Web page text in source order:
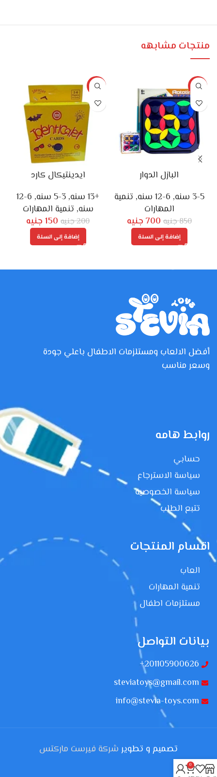
منتجات مشابهه
-18%
البازل الدوار
3-5 سنه
, 6-12 سنه , تنمية
المهارات
850جنيه 700 جنيه
إضافة إلى السلة
-25%
ايدينتيكال كارد
+13 سنه
, 3-5 سنه ,
6-12
سنه, تنمية المهارات
200جنيه 150 جنيه
إضافة إلى السلة
أفضل الالعاب ومستلزمات الاطفال باعلي جودة
وسعر مناسب
روابط هامه
حسابي
سياسة الاسترجاع
سياسة الخصوصية
تتبع الطلب
اقسام المنتجات
العاب
تنمية المهارات
مستلزمات اطفال
بيانات التواصل
201105900626+
steviatoys@gmail.com
info@stevia-toys.com
تصميم و تطوير شركة فيرست ماركتس
0